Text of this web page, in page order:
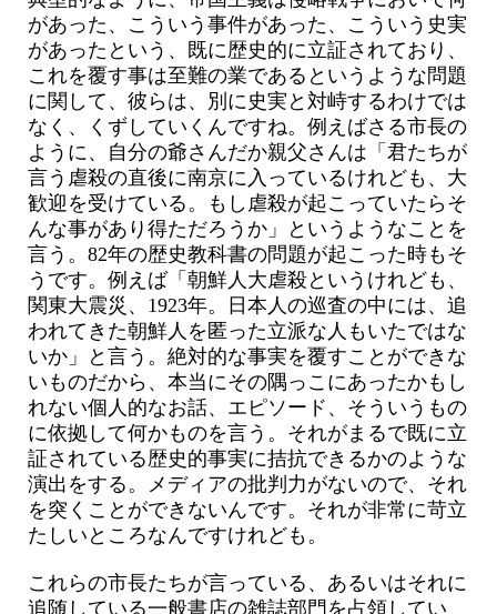
があった、こういう事件があった、こういう史実
があったという、既に歴史的に立証されており、
これを覆す事は至難の業であるというような問題
に関して、彼らは、別に史実と対峙するわけでは
なく、くずしていくんですね。例えばさる市長の
ように、自分の爺さんだか親父さんは「君たちが
言う虐殺の直後に南京に入っているけれども、大
歓迎を受けている。もし虐殺が起こっていたらそ
んな事があり得ただろうか」というようなことを
言う。82年の歴史教科書の問題が起こった時もそ
うです。例えば「朝鮮人大虐殺というけれども、
関東大震災、1923年。日本人の巡査の中には、追
われてきた朝鮮人を匿った立派な人もいたではな
いか」と言う。絶対的な事実を覆すことができな
いものだから、本当にその隅っこにあったかもし
れない個人的なお話、エピソード、そういうもの
に依拠して何かものを言う。それがまるで既に立
証されている歴史的事実に拮抗できるかのような
演出をする。メディアの批判力がないので、それ
を突くことができないんです。それが非常に苛立
たしいところなんですけれども。
これらの市長たちが言っている、あるいはそれに
追随している一般書店の雑誌部門を占領してい